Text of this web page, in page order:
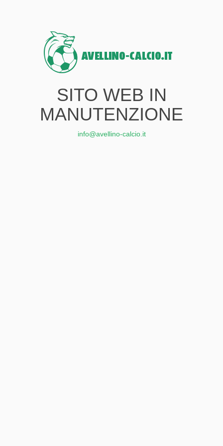
SITO WEB IN
MANUTENZIONE
info@avellino-calcio.it